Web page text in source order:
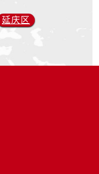
延庆区